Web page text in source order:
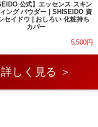
公式】エッセンス スキン
ング パウダー | SHISEIDO 資
セイドウ | おしろい 化粧持ち
カバー
5,500円
詳しく見る ＞